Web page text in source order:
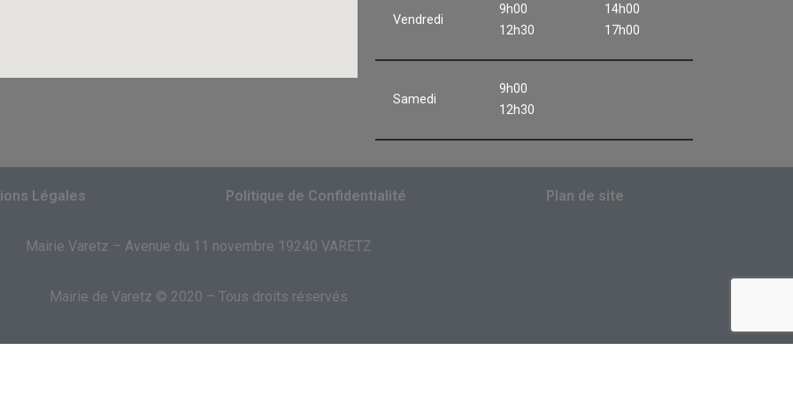
Vendredi
9h00
12h30
14h00
17h00
Samedi
9h00
12h30
Légales Politique de Confidentialité Plan de site
Mairie Varetz – Avenue du 11 novembre 19240 VARETZ
Mairie de Varetz © 2020 – Tous droits réservés